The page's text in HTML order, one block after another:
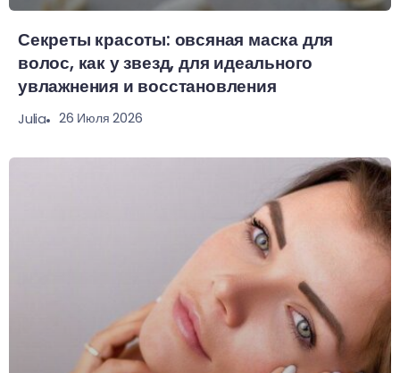
Секреты красоты: овсяная маска для
волос, как у звезд, для идеального
увлажнения и восстановления
Julia 26 Июля 2026